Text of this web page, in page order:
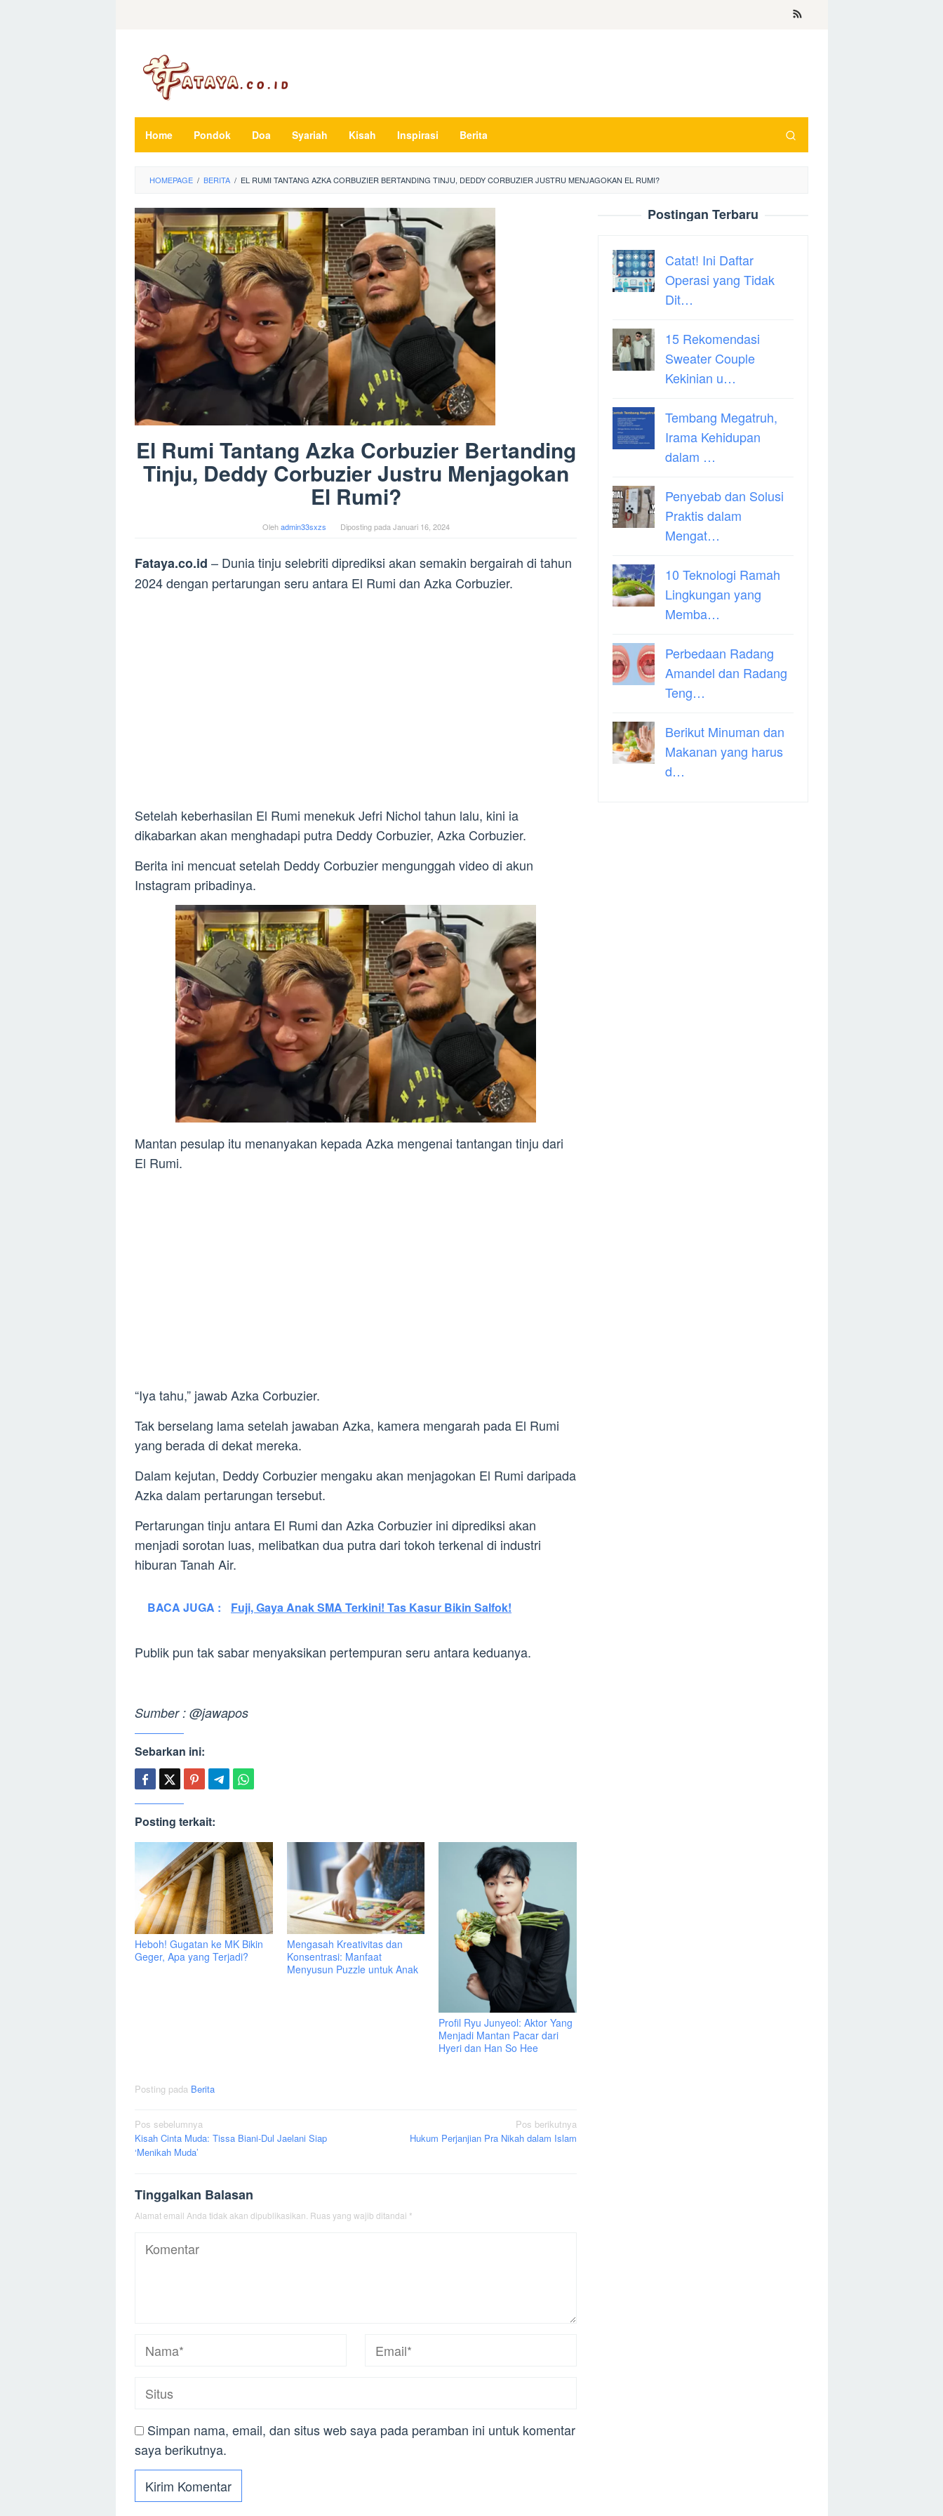
Home Pondok Doa Syariah Kisah Inspirasi Berita
HOMEPAGE / BERITA / EL RUMI TANTANG AZKA CORBUZIER BERTANDING TINJU, DEDDY CORBUZIER JUSTRU MENJAGOKAN EL RUMI?
El Rumi Tantang Azka Corbuzier Bertanding
Tinju, Deddy Corbuzier Justru Menjagokan
El Rumi?
Olehadmin33sxzs Diposting pada Januari 16, 2024
Fataya.co.id – Dunia tinju selebriti diprediksi akan semakin bergairah di tahun
2024 dengan pertarungan seru antara El Rumi dan Azka Corbuzier.
Setelah keberhasilan El Rumi menekuk Jefri Nichol tahun lalu, kini ia
dikabarkan akan menghadapi putra Deddy Corbuzier, Azka Corbuzier.
Berita ini mencuat setelah Deddy Corbuzier mengunggah video di akun
Instagram pribadinya.
Mantan pesulap itu menanyakan kepada Azka mengenai tantangan tinju dari
El Rumi.
“Iya tahu,” jawab Azka Corbuzier.
Tak berselang lama setelah jawaban Azka, kamera mengarah pada El Rumi
yang berada di dekat mereka.
Dalam kejutan, Deddy Corbuzier mengaku akan menjagokan El Rumi daripada
Azka dalam pertarungan tersebut.
Pertarungan tinju antara El Rumi dan Azka Corbuzier ini diprediksi akan
menjadi sorotan luas, melibatkan dua putra dari tokoh terkenal di industri
hiburan Tanah Air.
BACA JUGA : Fuji, Gaya Anak SMA Terkini! Tas Kasur Bikin Salfok!
Publik pun tak sabar menyaksikan pertempuran seru antara keduanya.
Sumber : @jawapos
Sebarkan ini:
Posting terkait:
Heboh! Gugatan ke MK Bikin
Geger, Apa yang Terjadi?
Mengasah Kreativitas dan
Konsentrasi: Manfaat
Menyusun Puzzle untuk Anak
Profil Ryu Junyeol: Aktor Yang
Menjadi Mantan Pacar dari
Hyeri dan Han So Hee
Posting pada Berita
Navigasi
pos
Pos sebelumnya
Kisah Cinta Muda: Tissa Biani-Dul Jaelani Siap
‘Menikah Muda’
Pos berikutnya
Hukum Perjanjian Pra Nikah dalam Islam
Tinggalkan Balasan
Alamat email Anda tidak akan dipublikasikan. Ruas yang wajib ditandai *
Simpan nama, email, dan situs web saya pada peramban ini untuk komentar
saya berikutnya.
Postingan Terbaru
Catat! Ini Daftar
Operasi yang Tidak
Dit…
15 Rekomendasi
Sweater Couple
Kekinian u…
Tembang Megatruh,
Irama Kehidupan
dalam …
Penyebab dan Solusi
Praktis dalam
Mengat…
10 Teknologi Ramah
Lingkungan yang
Memba…
Perbedaan Radang
Amandel dan Radang
Teng…
Berikut Minuman dan
Makanan yang harus
d…